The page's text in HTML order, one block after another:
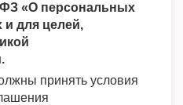
«О персональных
и для целей,
принять условия